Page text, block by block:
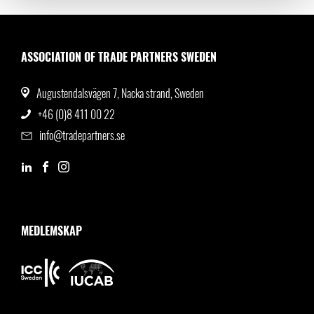
ASSOCIATION OF TRADE PARTNERS SWEDEN
Augustendalsvägen 7, Nacka strand, Sweden
+46 (0)8 411 00 22
info@tradepartners.se
MEDLEMSKAP